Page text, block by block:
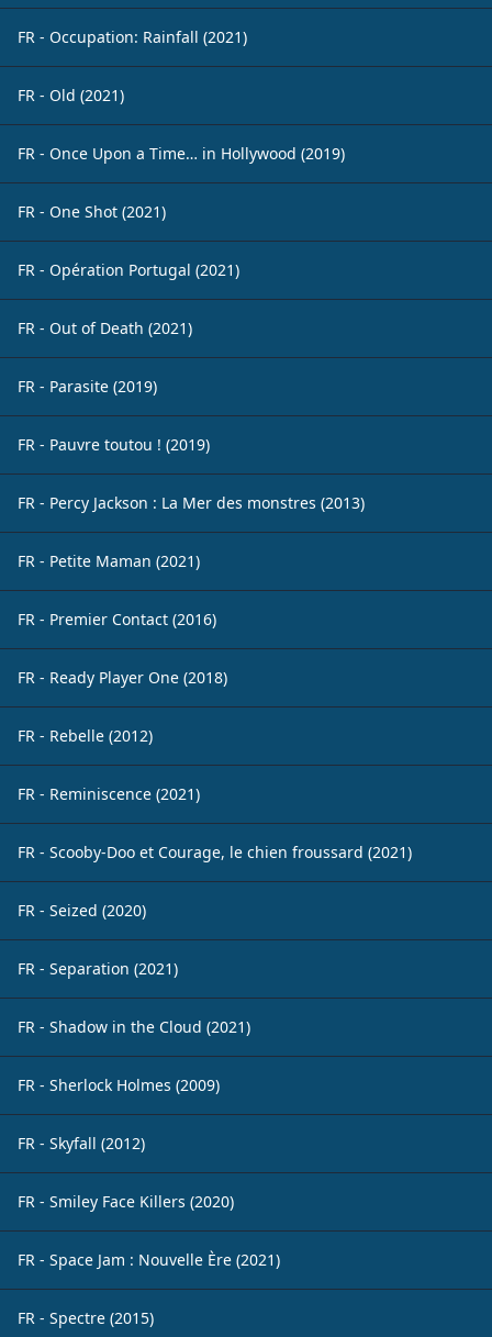
FR - Occupation: Rainfall (2021)
FR - Old (2021)
FR - Once Upon a Time… in Hollywood (2019)
FR - One Shot (2021)
FR - Opération Portugal (2021)
FR - Out of Death (2021)
FR - Parasite (2019)
FR - Pauvre toutou ! (2019)
FR - Percy Jackson : La Mer des monstres (2013)
FR - Petite Maman (2021)
FR - Premier Contact (2016)
FR - Ready Player One (2018)
FR - Rebelle (2012)
FR - Reminiscence (2021)
FR - Scooby-Doo et Courage, le chien froussard (2021)
FR - Seized (2020)
FR - Separation (2021)
FR - Shadow in the Cloud (2021)
FR - Sherlock Holmes (2009)
FR - Skyfall (2012)
FR - Smiley Face Killers (2020)
FR - Space Jam : Nouvelle Ère (2021)
FR - Spectre (2015)